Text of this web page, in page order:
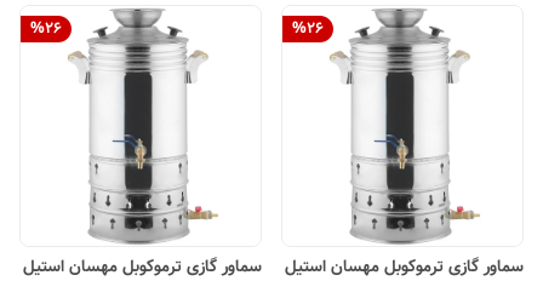
%26
سماور گازی ترموکوبل مهسان استیل
%26
سماور گازی ترموکوبل مهسان استیل